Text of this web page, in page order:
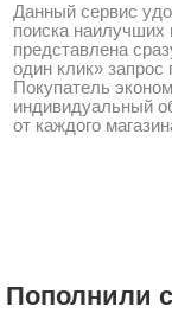
Данный сервис
поиска наилучших
представлена
один клик»
Покупатель
индивидуальный
от каждого
Пополнили